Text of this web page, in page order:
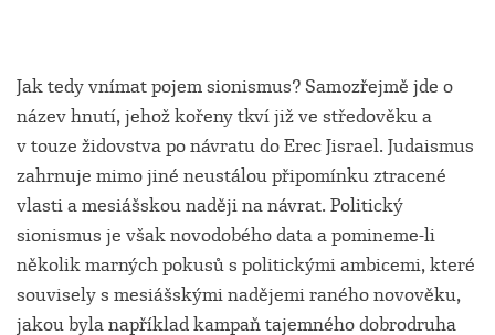
Jak tedy vnímat pojem sionismus? Samozřejmě jde o
název hnutí, jehož kořeny tkví již ve středověku a
v touze židovstva po návratu do Erec Jisrael. Judaismus
zahrnuje mimo jiné neustálou připomínku ztracené
vlasti a mesiášskou naději na návrat. Politický
sionismus je však novodobého data a pomineme-li
několik marných pokusů s politickými ambicemi, které
souvisely s mesiášskými nadějemi raného novověku,
jakou byla například kampaň tajemného dobrodruha